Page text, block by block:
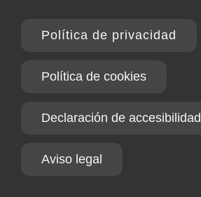
Política de privacidad
Política de cookies
Declaración de accesibilidad
Aviso legal